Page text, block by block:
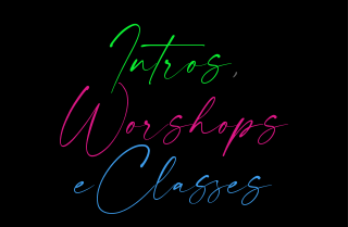
Intros,
Worshops
eClasses